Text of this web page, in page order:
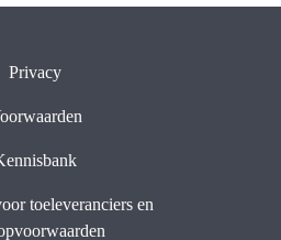
Privacy
toeleveranciers en